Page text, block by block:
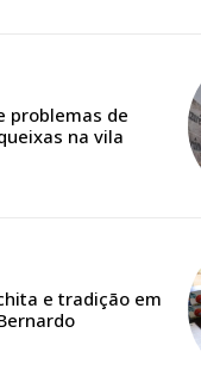
12 meses
problemas de
na vila
e tradição em